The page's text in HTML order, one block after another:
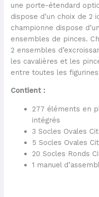
une porte-étendard
dispose d’un choix de 2
championne dispose
ensembles de pinces.
2 ensembles
les cavalières et les
entre toutes les
Contient :
277 éléments en
intégrés
3 Socles Ovales
5 Socles Ovales
20 Socles Ronds
1 manuel